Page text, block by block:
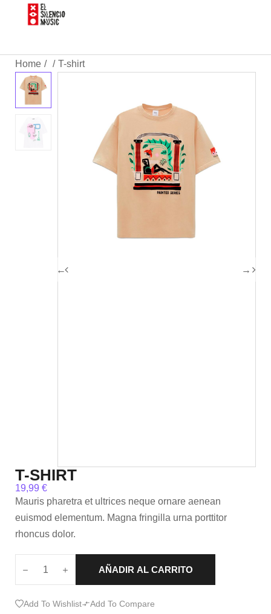
Home / / T-shirt
T-SHIRT
19,99 €
Mauris pharetra et ultrices neque ornare aenean
euismod elementum. Magna fringilla urna porttitor
rhoncus dolor.
AÑADIR AL CARRITO
Add To Wishlist Add To Compare